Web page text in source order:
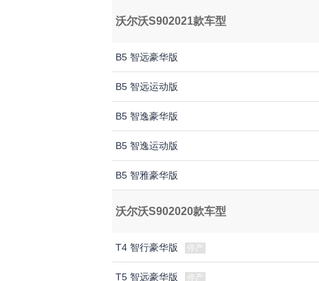
沃尔沃S902021款车型
B5 智远豪华版
B5 智远运动版
B5 智逸豪华版
B5 智逸运动版
B5 智雅豪华版
沃尔沃S902020款车型
T4 智行豪华版 停产
T5 智远豪华版 停产